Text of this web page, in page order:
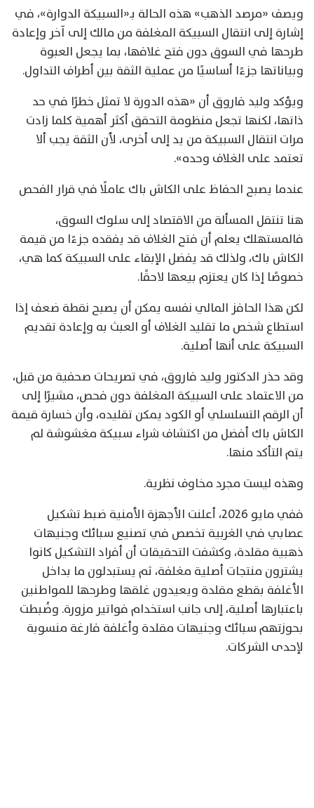
ويصف «مرصد الذهب» هذه الحالة بـ«السبيكة الدوارة»، في
إشارة إلى انتقال السبيكة المغلفة من مالك إلى آخر وإعادة
طرحها في السوق دون فتح غلافها، بما يجعل العبوة
وبياناتها جزءًا أساسيًا من عملية الثقة بين أطراف التداول.
ويؤكد وليد فاروق أن «هذه الدورة لا تمثل خطرًا في حد
ذاتها، لكنها تجعل منظومة التحقق أكثر أهمية كلما زادت
مرات انتقال السبيكة من يد إلى أخرى، لأن الثقة يجب ألا
تعتمد على الغلاف وحده».
عندما يصبح الحفاظ على الكاش باك عاملًا في قرار الفحص
هنا تنتقل المسألة من الاقتصاد إلى سلوك السوق،
فالمستهلك يعلم أن فتح الغلاف قد يفقده جزءًا من قيمة
الكاش باك، ولذلك قد يفضل الإبقاء على السبيكة كما هي،
خصوصًا إذا كان يعتزم بيعها لاحقًا.
لكن هذا الحافز المالي نفسه يمكن أن يصبح نقطة ضعف إذا
استطاع شخص ما تقليد الغلاف أو العبث به وإعادة تقديم
السبيكة على أنها أصلية.
وقد حذر الدكتور وليد فاروق، في تصريحات صحفية من قبل،
من الاعتماد على السبيكة المغلفة دون فحص، مشيرًا إلى
أن الرقم التسلسلي أو الكود يمكن تقليده، وأن خسارة قيمة
الكاش باك أفضل من اكتشاف شراء سبيكة مغشوشة لم
يتم التأكد منها.
وهذه ليست مجرد مخاوف نظرية.
ففي مايو 2026، أعلنت الأجهزة الأمنية ضبط تشكيل
عصابي في الغربية تخصص في تصنيع سبائك وجنيهات
ذهبية مقلدة، وكشفت التحقيقات أن أفراد التشكيل كانوا
يشترون منتجات أصلية مغلفة، ثم يستبدلون ما بداخل
الأغلفة بقطع مقلدة ويعيدون غلقها وطرحها للمواطنين
باعتبارها أصلية، إلى جانب استخدام فواتير مزورة. وضُبطت
بحوزتهم سبائك وجنيهات مقلدة وأغلفة فارغة منسوبة
لإحدى الشركات.